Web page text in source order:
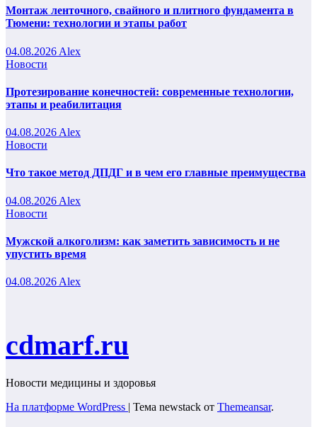
Монтаж ленточного, свайного и плитного фундамента в
Тюмени: технологии и этапы работ
04.08.2026 Alex
Новости
Протезирование конечностей: современные технологии,
этапы и реабилитация
04.08.2026 Alex
Новости
Что такое метод ДПДГ и в чем его главные преимущества
04.08.2026 Alex
Новости
Мужской алкоголизм: как заметить зависимость и не
упустить время
04.08.2026 Alex
cdmarf.ru
Новости медицины и здоровья
На платформе WordPress | Тема newstack от Themeansar.